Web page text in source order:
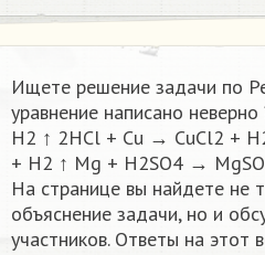
Ищете решение задачи по
уравнение написано
H2 ↑ 2HCl + Cu → CuCl2 +
+ H2 ↑ Мg + H2SO4 →
На странице вы найдете не
объяснение задачи, но и
участников. Ответы на этот